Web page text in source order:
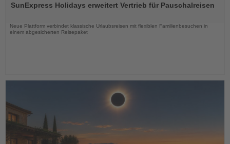
die
SunExpress Holidays erweitert Vertrieb für Pauschalreisen
Neue Plattform verbindet klassische Urlaubsreisen mit flexiblen Familienbesuchen in
einem abgesicherten Reisepaket